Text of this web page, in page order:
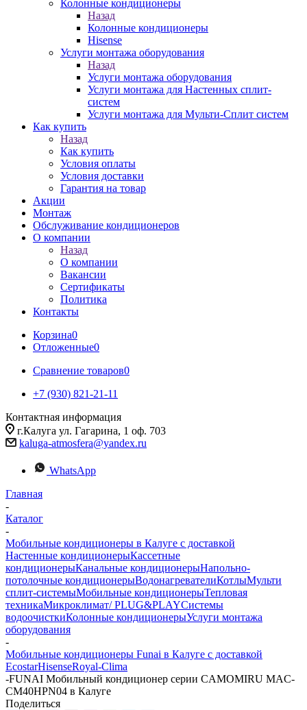
Колонные кондиционеры
Назад
Колонные кондиционеры
Hisense
Услуги монтажа оборудования
Назад
Услуги монтажа оборудования
Услуги монтажа для Настенных сплит-
систем
Услуги монтажа для Мульти-Сплит систем
Как купить
Назад
Как купить
Условия оплаты
Условия доставки
Гарантия на товар
Акции
Монтаж
Обслуживание кондиционеров
О компании
Назад
О компании
Вакансии
Сертификаты
Политика
Контакты
Корзина0
Отложенные0
Сравнение товаров0
+7 (930) 821-21-11
Контактная информация
г.Калуга ул. Гагарина, 1 оф. 703
kaluga-atmosfera@yandex.ru
WhatsApp
Главная
-
Каталог
-
Мобильные кондиционеры в Калуге с доставкой
Настенные кондиционерыКассетные
кондиционерыКанальные кондиционерыНапольно-
потолочные кондиционерыВодонагревателиКотлыМульти
сплит-системыМобильные кондиционерыТепловая
техникаМикроклимат/ PLUG&PLAYСистемы
водоочисткиКолонные кондиционерыУслуги монтажа
оборудования
-
Мобильные кондиционеры Funai в Калуге с доставкой
EcostarHisenseRoyal-Clima
-FUNAI Мобильный кондиционер cерии CAMOMIRU MAC-
CM40HPN04 в Калуге
Поделиться